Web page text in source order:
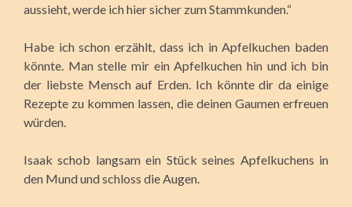
aussieht, werde ich hier sicher zum Stammkunden.“
Habe ich schon erzählt, dass ich in Apfelkuchen baden
könnte. Man stelle mir ein Apfelkuchen hin und ich bin
der liebste Mensch auf Erden. Ich könnte dir da einige
Rezepte zu kommen lassen, die deinen Gaumen erfreuen
würden.
Isaak schob langsam ein Stück seines Apfelkuchens in
den Mund und schloss die Augen.